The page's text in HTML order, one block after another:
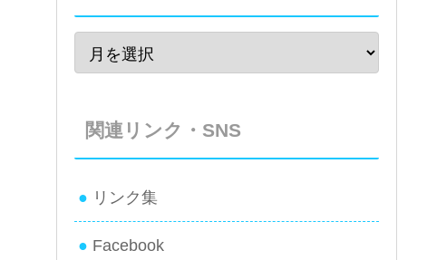
関連リンク・SNS
リンク集
Facebook